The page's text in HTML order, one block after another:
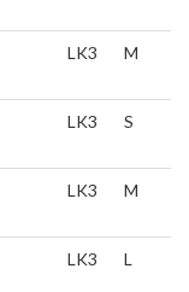
LK3 M
LK3 S
LK3 M
LK3 L